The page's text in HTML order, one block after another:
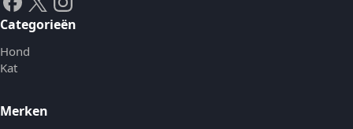
Categorieën
Hond
Kat
Merken